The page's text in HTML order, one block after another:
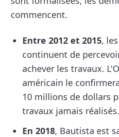
commencent.
Entre 2012 et 2015,
continuent de
achever les travaux.
américain le
10 millions de dollars
travaux jamais réalisés.
En 2018, Bautista est